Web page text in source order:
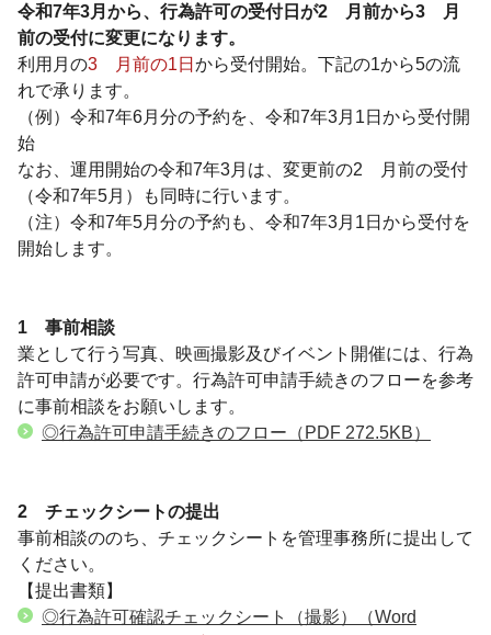
令和7年3月から、行為許可の受付日が2ゕ月前から3ゕ月
前の受付に変更になります。
利用月の3ゕ月前の1日 から受付開始。下記の1から5の流
れで承ります。
（例）令和7年6月分の予約を、令和7年3月1日から受付開
始
なお、運用開始の令和7年3月は、変更前の2ゕ月前の受付
（令和7年5月）も同時に行います。
（注）令和7年5月分の予約も、令和7年3月1日から受付を
開始します。
1 事前相談
業として行う写真、映画撮影及びイベント開催には、行為
許可申請が必要です。行為許可申請手続きのフローを参考
に事前相談をお願いします。
◎行為許可申請手続きのフロー （PDF 272.5KB）
2 チェックシートの提出
事前相談ののち、チェックシートを管理事務所に提出して
ください。
【提出書類】
◎行為許可確認チェックシート（撮影）
（Word